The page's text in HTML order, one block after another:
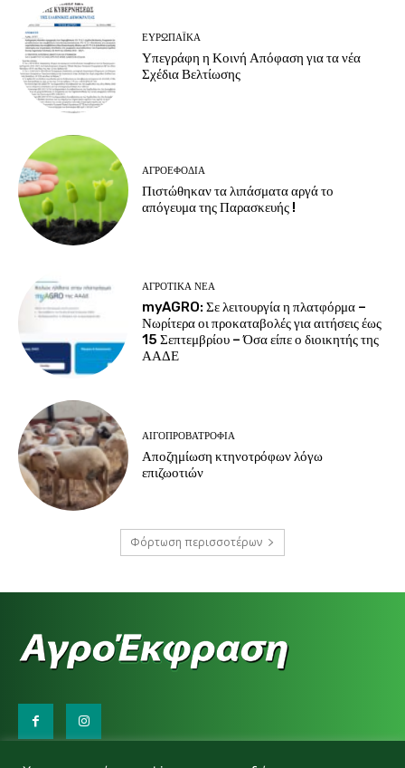
ΕΥΡΩΠΑΪΚΆ
Υπεγράφη η Κοινή Απόφαση για τα νέα
Σχέδια Βελτίωσης
ΑΓΡΟΕΦΌΔΙΑ
Πιστώθηκαν τα λιπάσματα αργά το
απόγευμα της Παρασκευής !
ΑΓΡΟΤΙΚΆ ΝΈΑ
myAGRO: Σε λειτουργία η πλατφόρμα –
Νωρίτερα οι προκαταβολές για αιτήσεις έως
15 Σεπτεμβρίου – Όσα είπε ο διοικητής της
ΑΑΔΕ
ΑΙΓΟΠΡΟΒΑΤΡΟΦΊΑ
Αποζημίωση κτηνοτρόφων λόγω
επιζωοτιών
Φόρτωση περισσοτέρων
Επικοινωνήστε μαζί μας: